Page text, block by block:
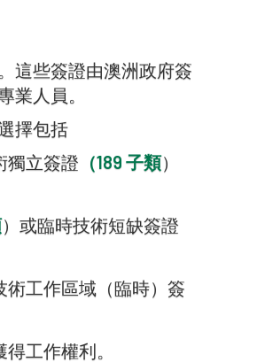
這些簽證由澳洲政府簽
業人員。
擇包括
獨立簽證 （189 子類）
）或臨時技術短缺簽證
工作區域（臨時）簽
工作權利。